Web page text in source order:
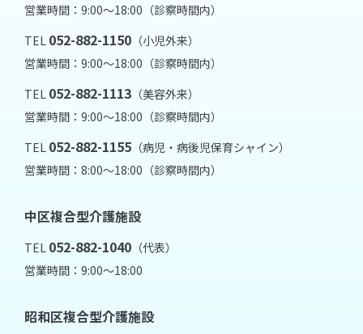
営業時間：9:00～18:00（診察時間内）
TEL 052-882-1150 （小児外来）
営業時間：9:00～18:00（診察時間内）
TEL 052-882-1113 （美容外来）
営業時間：9:00～18:00（診察時間内）
TEL 052-882-1155 （病児・病後児保育シャイン）
営業時間：8:00～18:00（診察時間内）
中区複合型介護施設
TEL 052-882-1040 （代表）
営業時間：9:00～18:00
昭和区複合型介護施設